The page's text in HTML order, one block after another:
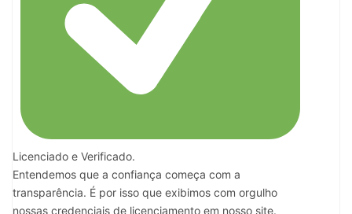
Licenciado e Verificado.
Entendemos que a confiança começa com a
transparência. É por isso que exibimos com orgulho
nossas credenciais de licenciamento em nosso site.